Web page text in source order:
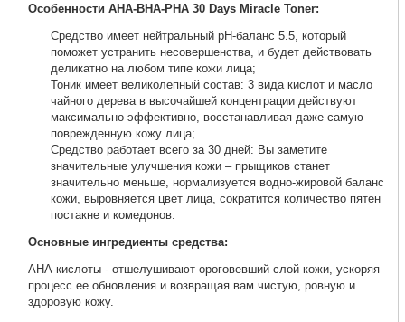
Особенности AHA-BHA-PHA 30 Days Miracle Toner:
Средство имеет нейтральный рН-баланс 5.5, который
поможет устранить несовершенства, и будет действовать
деликатно на любом типе кожи лица;
Тоник имеет великолепный состав: 3 вида кислот и масло
чайного дерева в высочайшей концентрации действуют
максимально эффективно, восстанавливая даже самую
поврежденную кожу лица;
Средство работает всего за 30 дней: Вы заметите
значительные улучшения кожи – прыщиков станет
значительно меньше, нормализуется водно-жировой баланс
кожи, выровняется цвет лица, сократится количество пятен
постакне и комедонов.
Основные ингредиенты средства:
АНА-кислоты - отшелушивают ороговевший слой кожи, ускоряя
процесс ее обновления и возвращая вам чистую, ровную и
здоровую кожу.